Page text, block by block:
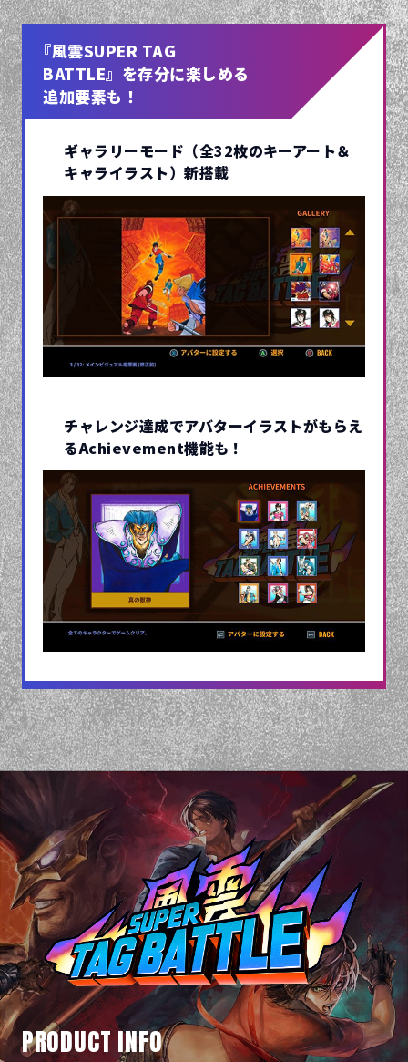
『風雲SUPER TAG
BATTLE』を存分に楽しめる
追加要素も！
ギャラリーモード（全32枚のキーアート＆
キャライラスト）新搭載
チャレンジ達成でアバターイラストがもらえ
るAchievement機能も！
PRODUCT INFO